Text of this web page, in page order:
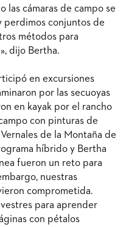
las cámaras de campo se
perdimos conjuntos de
métodos para
dijo Bertha.
en excursiones
por las secuoyas
en kayak por el rancho
con pinturas de
de la Montaña de
híbrido y Bertha
fueron un reto para
nuestras
comprometida.
para aprender
con pétalos